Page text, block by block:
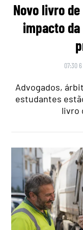
Novo livro
impacto
07:30
Advogados,
estudantes
livro